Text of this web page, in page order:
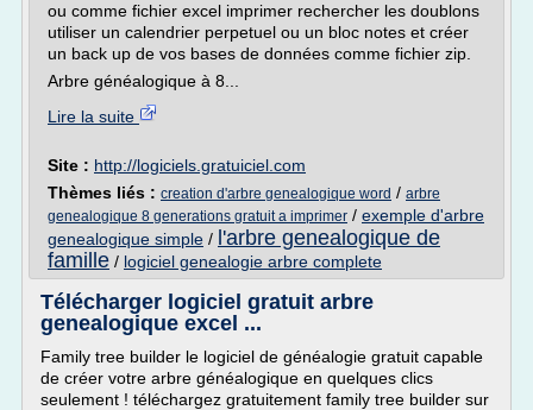
ou comme fichier excel imprimer rechercher les doublons
utiliser un calendrier perpetuel ou un bloc notes et créer
un back up de vos bases de données comme fichier zip.
Arbre généalogique à 8...
Lire la suite
Site : http://logiciels.gratuiciel.com
Thèmes liés : creation d'arbre genealogique word / arbre
genealogique 8 generations gratuit a imprimer / exemple d'arbre
genealogique simple / l'arbre genealogique de
famille / logiciel genealogie arbre complete
Télécharger logiciel gratuit arbre
genealogique excel ...
Family tree builder le logiciel de généalogie gratuit capable
de créer votre arbre généalogique en quelques clics
seulement ! téléchargez gratuitement family tree builder sur